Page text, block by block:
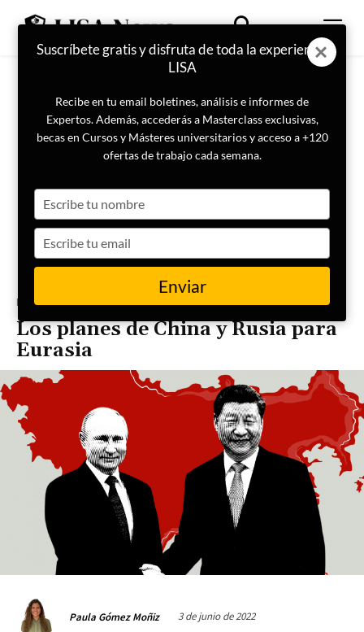
Portada Actualidad
Los planes de China y Rusia para
Eurasia
Paula Gómez Moñiz 3 de junio de 2022
Suscríbete gratis y disfruta de toda la experiencia
LISA
Recibe en tu email boletines, análisis e informes de
Expertos. Además, accederás a Masterclass exclusivas,
becas en Cursos y Másteres universitarios y acceso a +120
ofertas de trabajo cada semana.
your
name
your
email
Enviar